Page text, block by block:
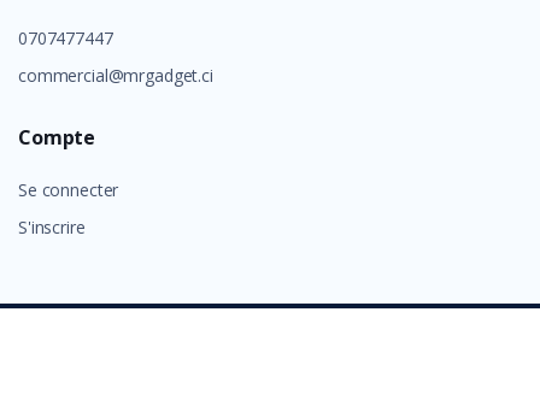
0707477447
commercial@mrgadget.ci
Compte
Se connecter
S'inscrire